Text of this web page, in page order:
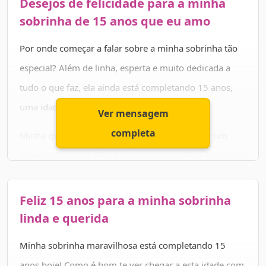
vida.
Que em seu caminho sempre haja luz, que você
continue sendo esse cara fora de série e que seu futuro
reserve uma chuva de coisas boas para você. Você
merece! Parabéns pelo seu aniversário e por todo o
sobrinha de 15 anos que eu amo
Por onde começar a falar sobre a minha sobrinha tão
especial? Além de linha, esperta e muito dedicada a
tudo o que faz, ela ainda está completando 15 anos,
uma idade cheia de significado.
Minha querida, antes de tudo, quero te desejar um
com leveza e abundância. Você merece!
Nunca se esqueça do quanto você é amada e benquista
por toda a sua família e amigos. Continue sendo para
sempre esta menina maravilhosa! Te amo muito! 💗
Ver mensagem
completa
Feliz 15 anos para a minha sobrinha
linda e querida
Minha sobrinha maravilhosa está completando 15